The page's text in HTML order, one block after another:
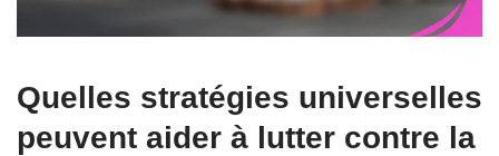
Quelles stratégies universelles
peuvent aider à lutter contre la